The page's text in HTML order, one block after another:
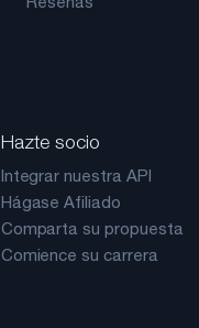
Hazte socio
Integrar nuestra API
Hágase Afiliado
Comparta su propuesta
Comience su carrera